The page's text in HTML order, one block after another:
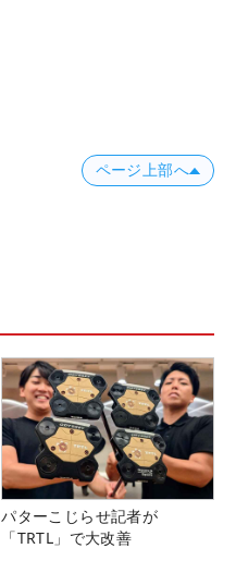
ページ上部へ
パターこじらせ記者が
「TRTL」で大改善